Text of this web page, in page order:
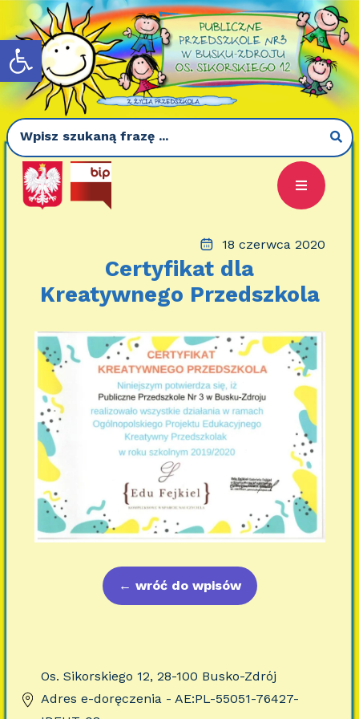
Otwórz pasek narzędzi
18 czerwca 2020
Certyfikat dla
Kreatywnego Przedszkola
← wróć do wpisów
Os. Sikorskiego 12, 28-100 Busko-Zdrój
Adres e-doręczenia - AE:PL-55051-76427-